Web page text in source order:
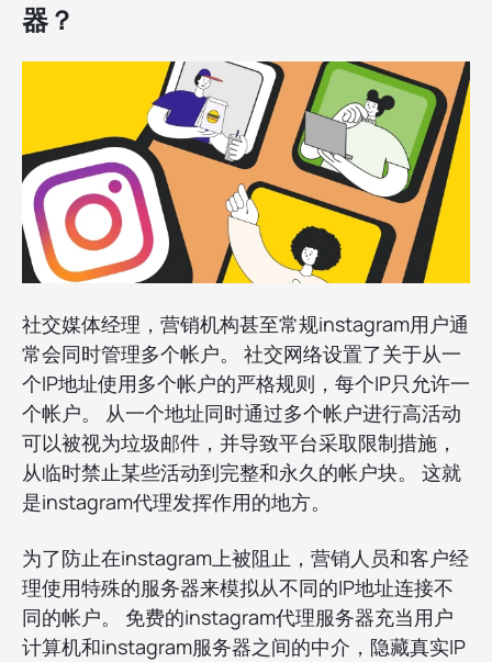
器？
社交媒体经理，营销机构甚至常规instagram用户通
常会同时管理多个帐户。 社交网络设置了关于从一
个IP地址使用多个帐户的严格规则，每个IP只允许一
个帐户。 从一个地址同时通过多个帐户进行高活动
可以被视为垃圾邮件，并导致平台采取限制措施，
从临时禁止某些活动到完整和永久的帐户块。 这就
是instagram代理发挥作用的地方。
为了防止在instagram上被阻止，营销人员和客户经
理使用特殊的服务器来模拟从不同的IP地址连接不
同的帐户。 免费的instagram代理服务器充当用户
计算机和instagram服务器之间的中介，隐藏真实IP